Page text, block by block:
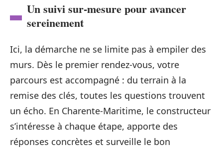
Un suivi sur-mesure pour avancer
sereinement
Ici, la démarche ne se limite pas à empiler des
murs. Dès le premier rendez-vous, votre
parcours est accompagné : du terrain à la
remise des clés, toutes les questions trouvent
un écho. En Charente-Maritime, le constructeur
s’intéresse à chaque étape, apporte des
réponses concrètes et surveille le bon